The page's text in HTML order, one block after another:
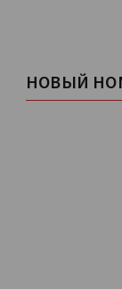
НОВЫЙ